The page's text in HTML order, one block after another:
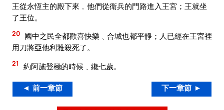
王從永恆主的殿下來﹐他們從衛兵的門路進入王宮；王就坐
了王位。
20 國中之民全都歡喜快樂﹑合城也都平靜；人已經在王宮裡
用刀將亞他利雅殺死了。
21 約阿施登極的時候﹑纔七歲。
◄ 前一章節 下一章節 ►